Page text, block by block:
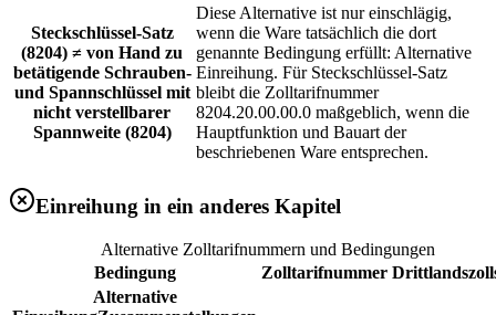
Steckschlüssel-Satz
(8204) ≠ von Hand zu
betätigende Schrauben-
und Spannschlüssel mit
nicht verstellbarer
Spannweite (8204)
Diese Alternative ist nur einschlägig,
wenn die Ware tatsächlich die dort
genannte Bedingung erfüllt: Alternative
Einreihung. Für Steckschlüssel-Satz
bleibt die Zolltarifnummer
8204.20.00.00.0 maßgeblich, wenn die
Hauptfunktion und Bauart der
beschriebenen Ware entsprechen.
Einreihung in ein anderes Kapitel
Alternative Zolltarifnummern und Bedingungen
Bedingung
Zolltarifnummer
Alternative